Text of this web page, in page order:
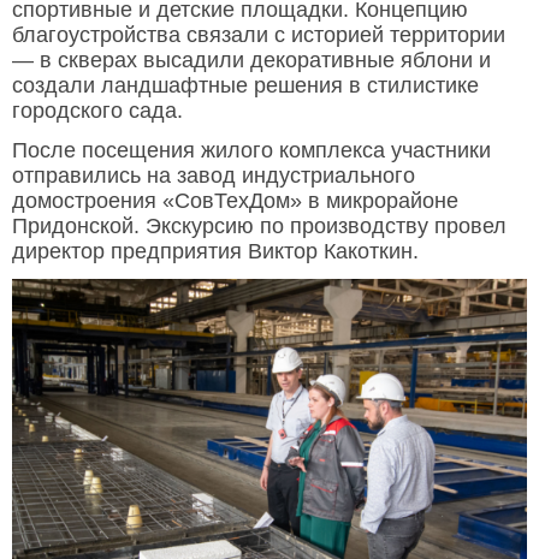
спортивные и детские площадки. Концепцию
благоустройства связали с историей территории
— в скверах высадили декоративные яблони и
создали ландшафтные решения в стилистике
городского сада.
После посещения жилого комплекса участники
отправились на завод индустриального
домостроения «СовТехДом» в микрорайоне
Придонской. Экскурсию по производству провел
директор предприятия Виктор Какоткин.